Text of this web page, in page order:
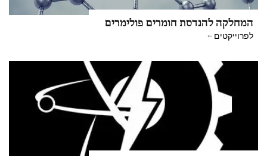
המחלקה להנדסת חומרים פולימרים
לפרוייקטים